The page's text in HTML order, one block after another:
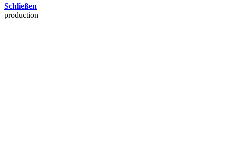
Schließen
production